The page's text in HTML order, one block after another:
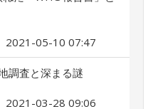
2021-05-10 07:47
調査と深まる謎
2021-03-28 09:06